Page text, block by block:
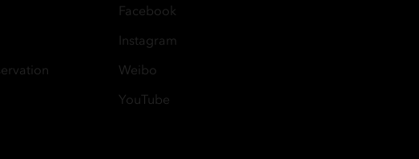
Facebook
Instagram
Weibo
YouTube